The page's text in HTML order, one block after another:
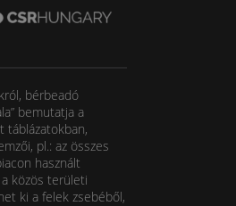
bérbeadó
bemutatja a
táblázatokban,
pl.: az összes
használt
közös területi
ki a felek zsebéből,